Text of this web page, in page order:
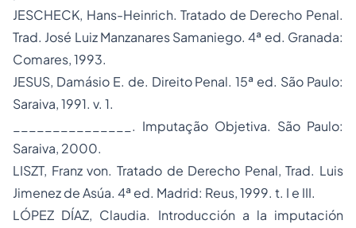
JESCHECK, Hans-Heinrich.Tratado de Derecho Penal.
Trad. José Luiz Manzanares Samaniego. 4ª ed. Granada:
Comares, 1993.
JESUS, Damásio E. de. Direito Penal.15ª ed. São Paulo:
Saraiva, 1991. v. 1.
_______________. Imputação Objetiva. São Paulo:
Saraiva, 2000.
LISZT, Franz von. Tratado de Derecho Penal,Trad. Luis
Jimenez de Asúa. 4ª ed. Madrid: Reus, 1999. t. I e III.
LÓPEZ DÍAZ, Claudia. Introducción a la imputación